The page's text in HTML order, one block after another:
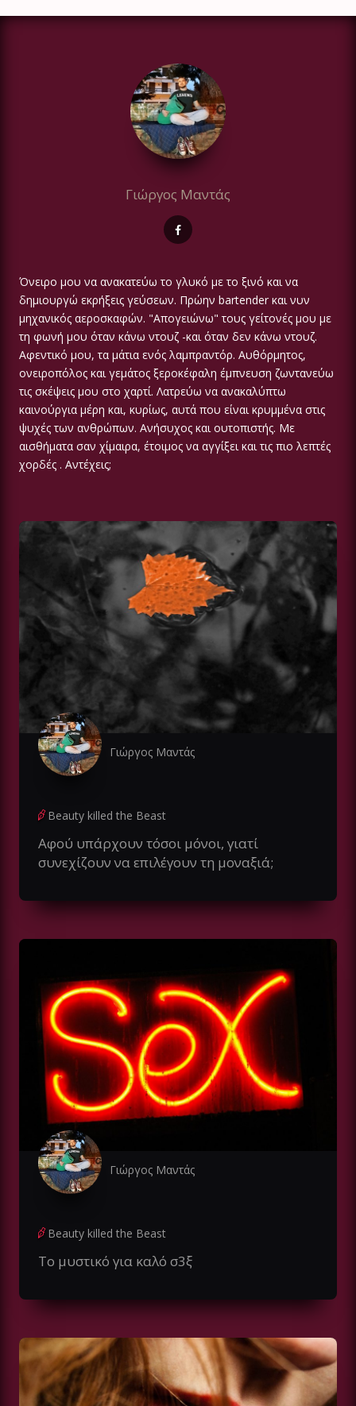
Γιώργος Μαντάς
Όνειρο μου να ανακατεύω το γλυκό με το ξινό και να
δημιουργώ εκρήξεις γεύσεων. Πρώην bartender και νυν
μηχανικός αεροσκαφών. "Απογειώνω" τους γείτονές μου με
τη φωνή μου όταν κάνω ντουζ -και όταν δεν κάνω ντουζ.
Αφεντικό μου, τα μάτια ενός λαμπραντόρ. Αυθόρμητος,
ονειροπόλος και γεμάτος ξεροκέφαλη έμπνευση ζωντανεύω
τις σκέψεις μου στο χαρτί. Λατρεύω να ανακαλύπτω
καινούργια μέρη και, κυρίως, αυτά που είναι κρυμμένα στις
ψυχές των ανθρώπων. Ανήσυχος και ουτοπιστής. Με
αισθήματα σαν χίμαιρα, έτοιμος να αγγίξει και τις πιο λεπτές
χορδές . Αντέχεις;
Γιώργος Μαντάς
Beauty killed the Beast
Αφού υπάρχουν τόσοι μόνοι, γιατί
συνεχίζουν να επιλέγουν τη μοναξιά;
Γιώργος Μαντάς
Beauty killed the Beast
Το μυστικό για καλό σ3ξ